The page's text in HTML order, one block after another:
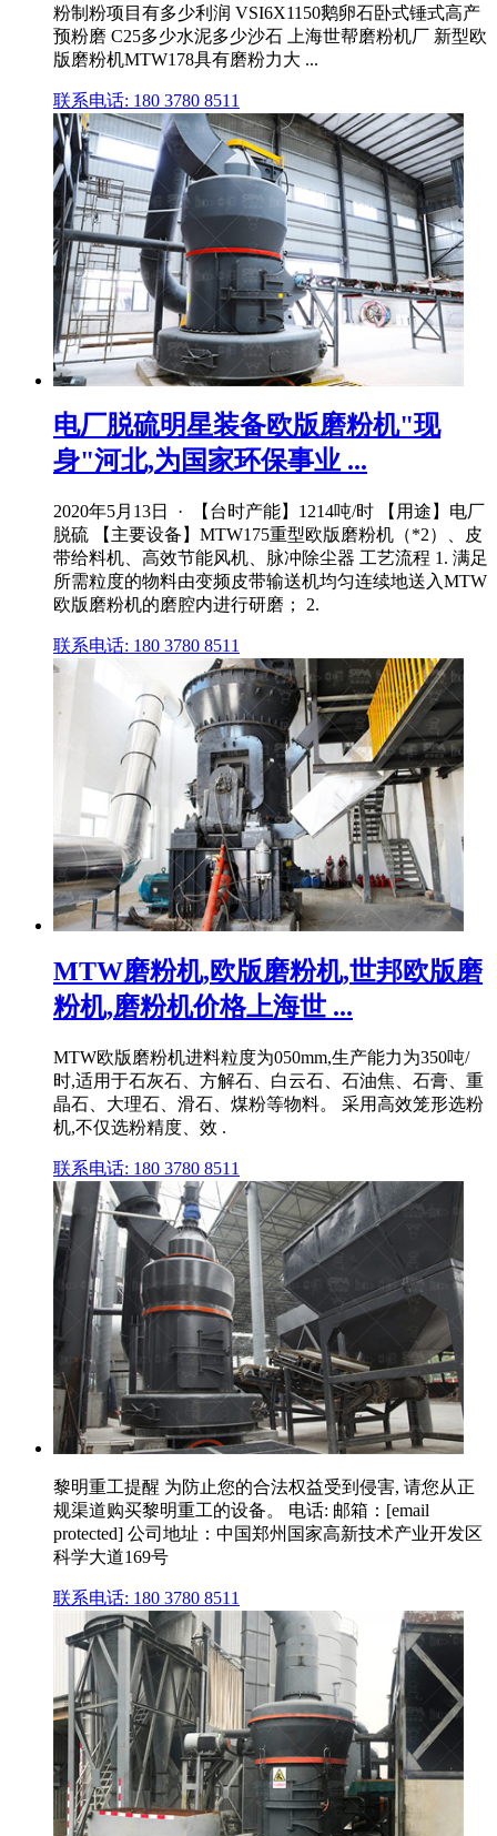
粉制粉项目有多少利润 VSI6X1150鹅卵石卧式锤式高产
预粉磨 C25多少水泥多少沙石 上海世帮磨粉机厂 新型欧
版磨粉机MTW178具有磨粉力大 ...
联系电话: 180 3780 8511
电厂脱硫明星装备欧版磨粉机"现
身"河北,为国家环保事业 ...
2020年5月13日 · 【台时产能】1214吨/时 【用途】电厂
脱硫 【主要设备】MTW175重型欧版磨粉机（*2）、皮
带给料机、高效节能风机、脉冲除尘器 工艺流程 1. 满足
所需粒度的物料由变频皮带输送机均匀连续地送入MTW
欧版磨粉机的磨腔内进行研磨； 2.
联系电话: 180 3780 8511
MTW磨粉机,欧版磨粉机,世邦欧版磨
粉机,磨粉机价格上海世 ...
MTW欧版磨粉机进料粒度为050mm,生产能力为350吨/
时,适用于石灰石、方解石、白云石、石油焦、石膏、重
晶石、大理石、滑石、煤粉等物料。 采用高效笼形选粉
机,不仅选粉精度、效 .
联系电话: 180 3780 8511
黎明重工提醒 为防止您的合法权益受到侵害, 请您从正
规渠道购买黎明重工的设备。 电话: 邮箱：[email
protected] 公司地址：中国郑州国家高新技术产业开发区
科学大道169号
联系电话: 180 3780 8511